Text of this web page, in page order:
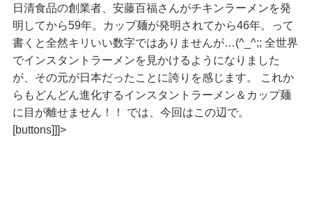
日清食品の創業者、安藤百福さんがチキンラーメンを発
明してから59年。カップ麺が発明されてから46年。って
書くと全然キリいい数字ではありませんが…(^_^;; 全世界
でインスタントラーメンを見かけるようになりました
が、その元が日本だったことに誇りを感じます。 これか
らもどんどん進化するインスタントラーメン＆カップ麺
に目が離せません！！ では、今回はこの辺で。
[buttons]]]>